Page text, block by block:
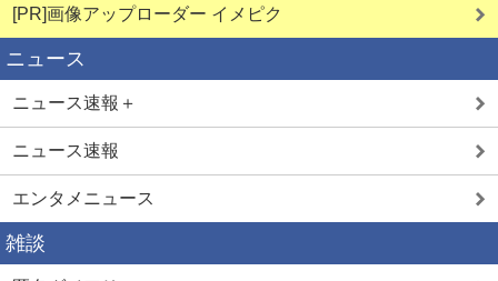
[PR]画像アップローダー イメピク
ニュース
ニュース速報＋
ニュース速報
エンタメニュース
雑談